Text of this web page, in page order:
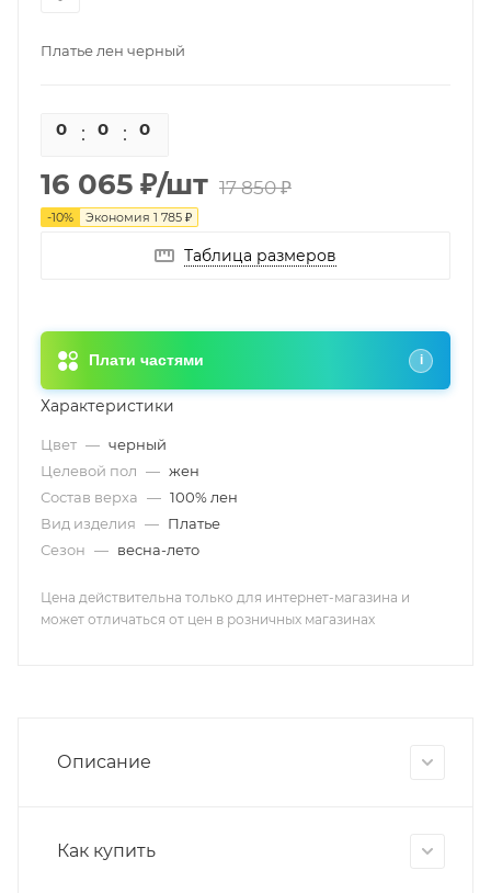
Платье лен черный
0 0 0
16 065 ₽/шт 17 850₽
-10% Экономия 1 785 ₽
Таблица размеров
Плати частями i
Характеристики
Цвет — черный
Целевой пол — жен
Состав верха — 100% лен
Вид изделия — Платье
Сезон — весна-лето
Цена действительна только для интернет-магазина и
может отличаться от цен в розничных магазинах
Описание
Как купить